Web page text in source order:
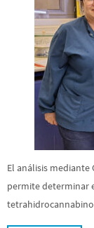
El análisis mediante
permite determinar